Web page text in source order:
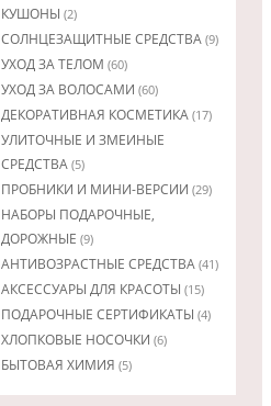
КУШОНЫ (2)
СОЛНЦЕЗАЩИТНЫЕ СРЕДСТВА (9)
УХОД ЗА ТЕЛОМ (60)
УХОД ЗА ВОЛОСАМИ (60)
ДЕКОРАТИВНАЯ КОСМЕТИКА (17)
УЛИТОЧНЫЕ И ЗМЕИНЫЕ
СРЕДСТВА (5)
ПРОБНИКИ И МИНИ-ВЕРСИИ (29)
НАБОРЫ ПОДАРОЧНЫЕ,
ДОРОЖНЫЕ (9)
АНТИВОЗРАСТНЫЕ СРЕДСТВА (41)
АКСЕССУАРЫ ДЛЯ КРАСОТЫ (15)
ПОДАРОЧНЫЕ СЕРТИФИКАТЫ (4)
ХЛОПКОВЫЕ НОСОЧКИ (6)
БЫТОВАЯ ХИМИЯ (5)